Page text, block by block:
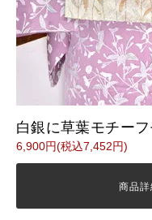
白銀に草葉モチー
6,900円(税込7,452円)
商品